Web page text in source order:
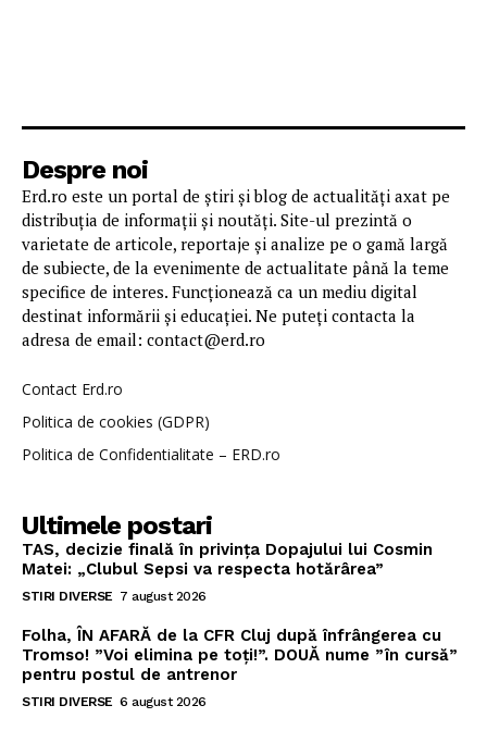
Despre noi
Erd.ro este un portal de știri și blog de actualități axat pe
distribuția de informații și noutăți. Site-ul prezintă o
varietate de articole, reportaje și analize pe o gamă largă
de subiecte, de la evenimente de actualitate până la teme
specifice de interes. Funcționează ca un mediu digital
destinat informării și educației. Ne puteți contacta la
adresa de email: contact@erd.ro
Contact Erd.ro
Politica de cookies (GDPR)
Politica de Confidentialitate – ERD.ro
Ultimele postari
TAS, decizie finală în privința Dopajului lui Cosmin
Matei: „Clubul Sepsi va respecta hotărârea”
STIRI DIVERSE 7 august 2026
Folha, ÎN AFARĂ de la CFR Cluj după înfrângerea cu
Tromso! ”Voi elimina pe toți!”. DOUĂ nume ”în cursă”
pentru postul de antrenor
STIRI DIVERSE 6 august 2026